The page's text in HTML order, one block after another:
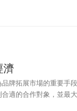
濟
牌拓展市場的重要手
適的合作對象，並最
Cope在 2025